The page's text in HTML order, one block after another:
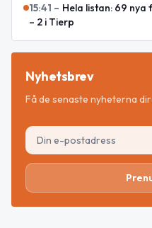
15:41 – Hela listan: 69
– 2 i Tierp
Nyhetsbrev
Få de senaste nyheterna